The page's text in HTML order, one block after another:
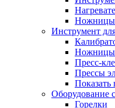
Ножницы
Инструмент
Ножницы
Пресс-
Прессы
Показать
Оборудование
Горелки